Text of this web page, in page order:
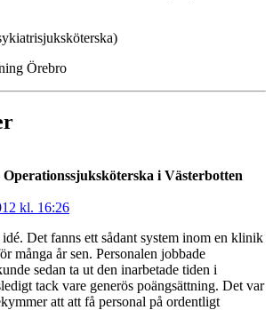
Örebro
i Västerbotten
kl. 16:26
Det fanns ett sådant system inom en klinik
många år sen. Personalen jobbade
sedan ta ut den inarbetade tiden i
tack vare generös poängsättning. Det var
att att få personal på ordentligt